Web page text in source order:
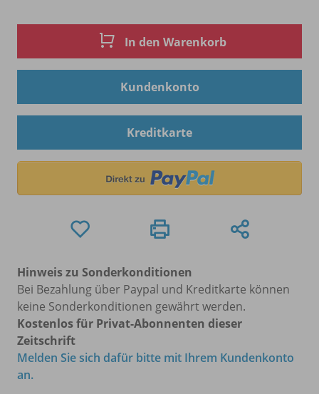
In den Warenkorb
Kundenkonto
Kreditkarte
Hinweis zu Sonderkonditionen
Bei Bezahlung über Paypal und Kreditkarte können
keine Sonderkonditionen gewährt werden.
Kostenlos für Privat-Abonnenten dieser
Zeitschrift
Melden Sie sich dafür bitte mit Ihrem Kundenkonto
an.